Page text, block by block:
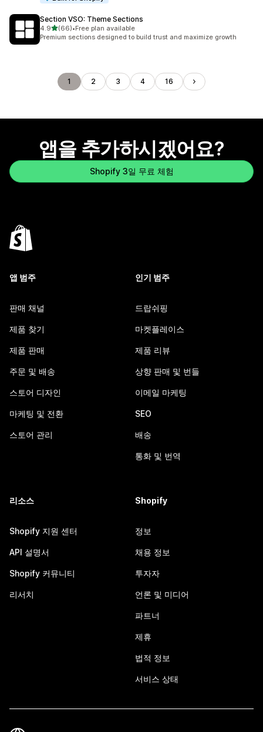
Section VSO: Theme Sections
4.9별 5개 중
(66)
총 리뷰 66개
•Free plan available
Premium sections designed to build trust and maximize growth
1 2 3 4 16
앱을 추가하시겠어요?
Shopify 3일 무료 체험
앱 범주
판매 채널
제품 찾기
제품 판매
주문 및 배송
스토어 디자인
마케팅 및 전환
스토어 관리
인기 범주
드랍쉬핑
마켓플레이스
제품 리뷰
상향 판매 및 번들
이메일 마케팅
SEO
배송
통화 및 번역
리소스
Shopify 지원 센터
API 설명서
Shopify 커뮤니티
리서치
Shopify
정보
채용 정보
투자자
언론 및 미디어
파트너
제휴
법적 정보
서비스 상태